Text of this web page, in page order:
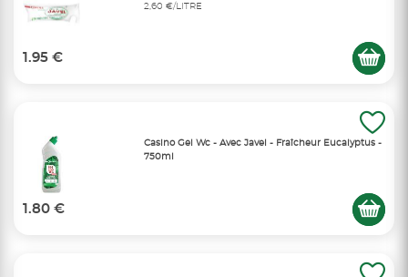
2,60 €/LITRE
1.95 €
Casino Gel Wc - Avec Javel - Fraîcheur Eucalyptus -
750ml
1.80 €